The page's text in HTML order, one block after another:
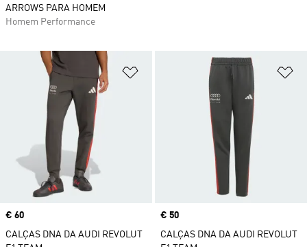
ARROWS PARA HOMEM
Homem Performance
Adicionar à Lista de Desejos
Price
€ 60
CALÇAS DNA DA AUDI REVOLUT
Price
€ 50
CALÇAS DNA DA AUDI REVOLUT